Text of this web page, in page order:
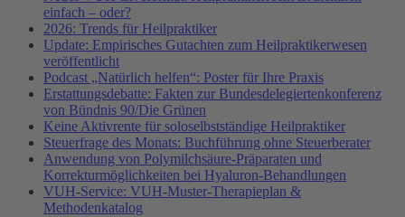
einfach – oder?
2026: Trends für Heilpraktiker
Update: Empirisches Gutachten zum Heilpraktikerwesen
veröffentlicht
Podcast „Natürlich helfen“: Poster für Ihre Praxis
Erstattungsdebatte: Fakten zur Bundesdelegiertenkonferenz
von Bündnis 90/Die Grünen
Keine Aktivrente für soloselbstständige Heilpraktiker
Steuerfrage des Monats: Buchführung ohne Steuerberater
Anwendung von Polymilchsäure-Präparaten und
Korrekturmöglichkeiten bei Hyaluron-Behandlungen
VUH-Service: VUH-Muster-Therapieplan &
Methodenkatalog